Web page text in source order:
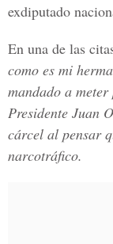
exdiputado
En una de las
como es mi
mandado a
Presidente Juan
cárcel al pensar
narcotráfico.